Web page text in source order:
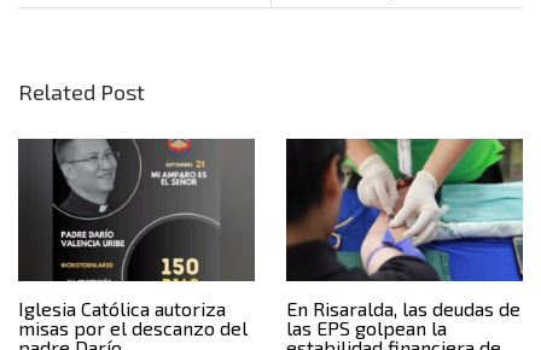
Related Post
Iglesia Católica autoriza
misas por el descanzo del
En Risaralda, las deudas de
las EPS golpean la